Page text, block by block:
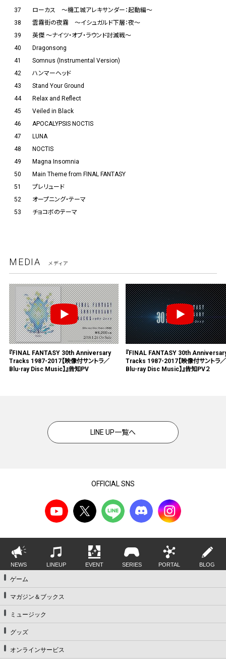
37
ローカス 〜機工城アレキサンダー：起動編〜
38
雲霧街の夜霧 〜イシュガルド下層：夜〜
39
英傑 ～ナイツ・オブ・ラウンド討滅戦～
40
Dragonsong
41
Somnus (Instrumental Version)
42
ハンマーヘッド
43
Stand Your Ground
44
Relax and Reflect
45
Veiled in Black
46
APOCALYPSIS NOCTIS
47
LUNA
48
NOCTIS
49
Magna Insomnia
50
Main Theme from FINAL FANTASY
51
プレリュード
52
オープニング・テーマ
53
チョコボのテーマ
MEDIA メディア
『FINAL FANTASY 30th Anniversary
Tracks 1987-2017【映像付サントラ／
Blu-ray Disc Music】』告知PV
『FINAL FANTASY 30th
Tracks 1987-2017【映像付サントラ／
Blu-ray Disc Music】』告知PV２
LINE UP一覧へ
OFFICIAL SNS
NEWS LINEUP EVENT SERIES PORTAL BLOG
ゲーム
マガジン＆ブックス
ミュージック
グッズ
オンラインサービス